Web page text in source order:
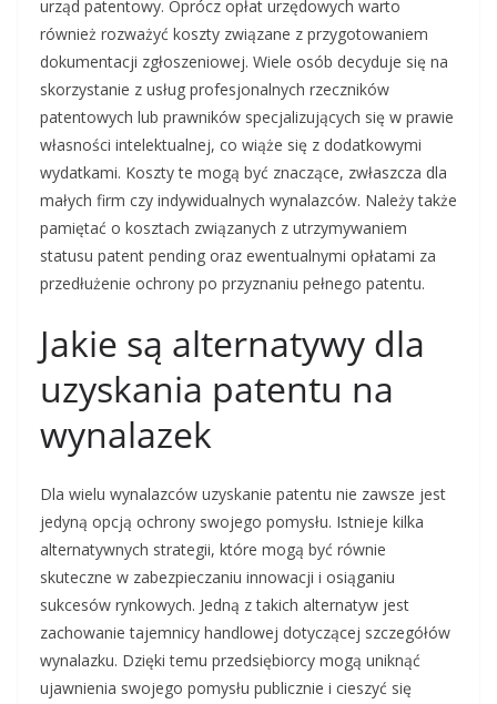
urząd patentowy. Oprócz opłat urzędowych warto
również rozważyć koszty związane z przygotowaniem
dokumentacji zgłoszeniowej. Wiele osób decyduje się na
skorzystanie z usług profesjonalnych rzeczników
patentowych lub prawników specjalizujących się w prawie
własności intelektualnej, co wiąże się z dodatkowymi
wydatkami. Koszty te mogą być znaczące, zwłaszcza dla
małych firm czy indywidualnych wynalazców. Należy także
pamiętać o kosztach związanych z utrzymywaniem
statusu patent pending oraz ewentualnymi opłatami za
przedłużenie ochrony po przyznaniu pełnego patentu.
Jakie są alternatywy dla
uzyskania patentu na
wynalazek
Dla wielu wynalazców uzyskanie patentu nie zawsze jest
jedyną opcją ochrony swojego pomysłu. Istnieje kilka
alternatywnych strategii, które mogą być równie
skuteczne w zabezpieczaniu innowacji i osiąganiu
sukcesów rynkowych. Jedną z takich alternatyw jest
zachowanie tajemnicy handlowej dotyczącej szczegółów
wynalazku. Dzięki temu przedsiębiorcy mogą uniknąć
ujawnienia swojego pomysłu publicznie i cieszyć się